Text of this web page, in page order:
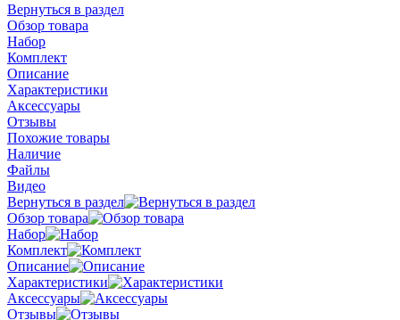
Вернуться в раздел
Обзор товара
Набор
Комплект
Описание
Характеристики
Аксессуары
Отзывы
Похожие товары
Наличие
Файлы
Видео
Вернуться в раздел
Обзор товара
Набор
Комплект
Описание
Характеристики
Аксессуары
Отзывы